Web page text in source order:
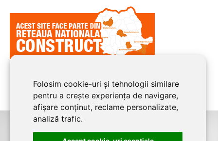
Folosim cookie-uri și tehnologii similare
pentru a crește experiența de navigare,
afișare conținut, reclame personalizate,
analiză trafic.
©2008-2026BRASOV CONSTRUCTeste un serviciu de promovare online